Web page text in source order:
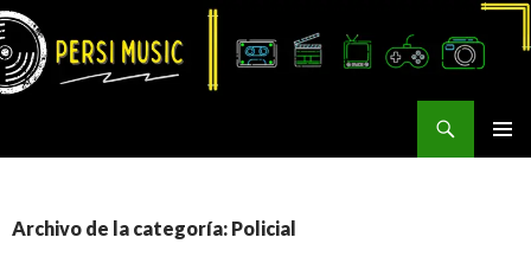
Archivo de la categoría: Policial